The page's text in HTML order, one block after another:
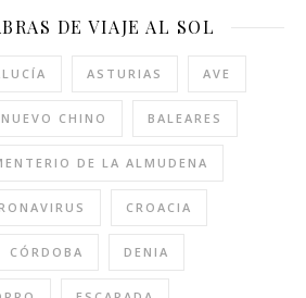
DE VIAJE AL SOL
ASTURIAS AVE
CHINO BALEARES
DE LA ALMUDENA
CROACIA
CÓRDOBA DENIA